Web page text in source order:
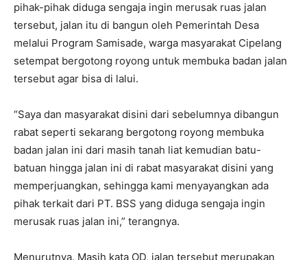
pihak-pihak diduga sengaja ingin merusak ruas jalan
tersebut, jalan itu di bangun oleh Pemerintah Desa
melalui Program Samisade, warga masyarakat Cipelang
setempat bergotong royong untuk membuka badan jalan
tersebut agar bisa di lalui.
“Saya dan masyarakat disini dari sebelumnya dibangun
rabat seperti sekarang bergotong royong membuka
badan jalan ini dari masih tanah liat kemudian batu-
batuan hingga jalan ini di rabat masyarakat disini yang
memperjuangkan, sehingga kami menyayangkan ada
pihak terkait dari PT. BSS yang diduga sengaja ingin
merusak ruas jalan ini,” terangnya.
Menurutnya. Masih kata OD, jalan tersebut merupakan